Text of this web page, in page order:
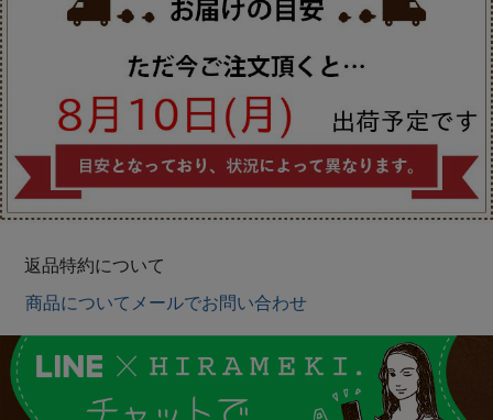
返品特約について
商品についてメールでお問い合わせ